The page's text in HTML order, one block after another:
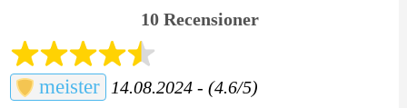
10 Recensioner
meister
14.08.2024 - (4.6/5)